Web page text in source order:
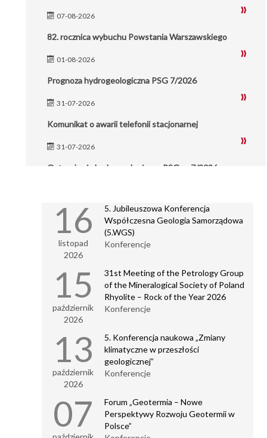
07-08-2026
82. rocznica wybuchu Powstania Warszawskiego
01-08-2026
Prognoza hydrogeologiczna PSG 7/2026
31-07-2026
Komunikat o awarii telefonii stacjonarnej
31-07-2026
Ostrzeżenie hydrogeologiczne PSG nr 7/2026
Wystawa „Powstańcy Warszawscy – geografowie,
geolodzy, odkrywcy”
30-07-2026
VI Jesienny Festiwal Dziecięcej Książki Geologicznej
29-07-2026
PIG-PIB na 8. Międzynarodowym Kongresie Water,
28-07-2026
Trzęsienie ziemi w regionie wyspy Kiusiu w Japonii
Dyrektor PIG-PIB w „Polityce” o oceanicznych
złożach surowców
16
listopad
2026
5. Jubileuszowa Konferencja
Współczesna Geologia Samorządowa
(5.WGS)
Konferencje
15
październik
2026
31st Meeting of the Petrology Group
of the Mineralogical Society of Poland
Rhyolite – Rock of the Year 2026
Konferencje
13
październik
2026
5. Konferencja naukowa „Zmiany
klimatyczne w przeszłości
geologicznej”
Konferencje
07
Forum „Geotermia – Nowe
Perspektywy Rozwoju Geotermii w
Polsce”